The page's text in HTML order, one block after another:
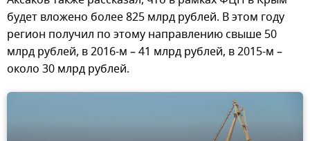
будет вложено более 825 млрд рублей. В этом году
регион получил по этому направлению свыше 50
млрд рублей, в 2016-м – 41 млрд рублей, в 2015-м –
около 30 млрд рублей.